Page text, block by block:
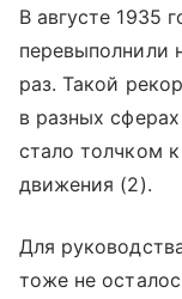
В августе 1935
перевыполнили
раз. Такой
в разных
стало толчком
движения (2).
Для
тоже не